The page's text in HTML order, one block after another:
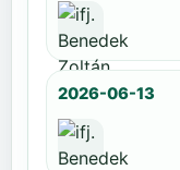
2026-06-13